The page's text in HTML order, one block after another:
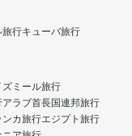
旅行キューバ旅行
ズミール旅行
アラブ首長国連邦旅行
ンカ旅行エジプト旅行